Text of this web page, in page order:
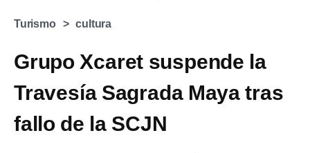
Turismo cultura
Grupo Xcaret suspende la
Travesía Sagrada Maya tras
fallo de la SCJN